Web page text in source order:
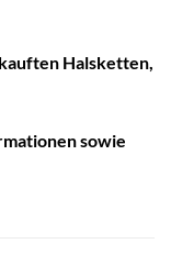
Halsketten,
sowie